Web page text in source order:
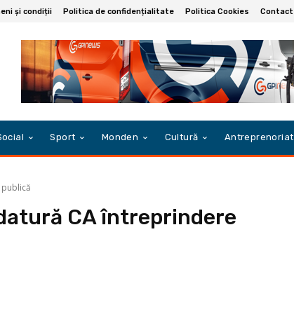
și condiții Politica de confidențialitate Politica Cookies Contact
Sport Monden Cultură Antreprenoriat
CA întreprindere